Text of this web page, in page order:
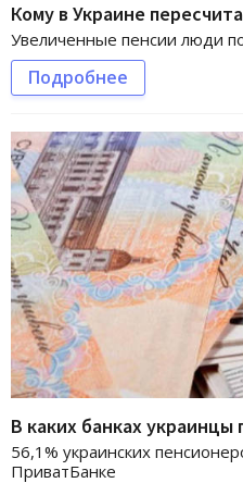
Кому в Украине
Увеличенные пенсии люди
Подробнее
В каких банках
56,1% украинских
ПриватБанке